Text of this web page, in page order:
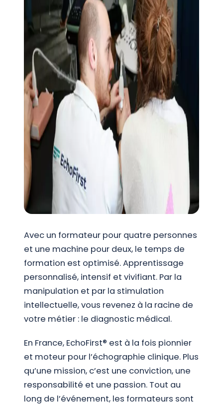
Avec un formateur pour quatre personnes
et une machine pour deux, le temps de
formation est optimisé. Apprentissage
personnalisé, intensif et vivifiant. Par la
manipulation et par la stimulation
intellectuelle, vous revenez à la racine de
votre métier : le diagnostic médical.
En France, EchoFirst® est à la fois pionnier
et moteur pour l’échographie clinique. Plus
qu’une mission, c’est une conviction, une
responsabilité et une passion. Tout au
long de l’événement, les formateurs sont